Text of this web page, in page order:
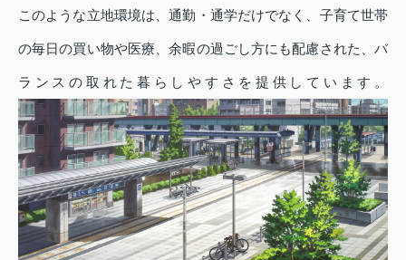
このような立地環境は、通勤・通学だけでなく、子育て世帯
の毎日の買い物や医療、余暇の過ごし方にも配慮された、バ
ランスの取れた暮らしやすさを提供しています。